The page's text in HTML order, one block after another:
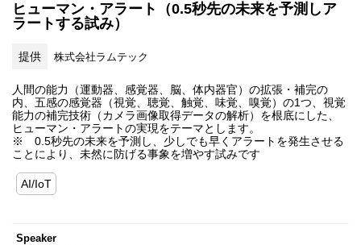
ヒューマン・アラート（0.5秒先の未来を予測しア
ラートする試み）
提供 株式会社ラムテック
人間の能力（運動器、感覚器、脳、体内器官）の拡張・補完の
内、五感の感覚器（視覚、聴覚、触覚、味覚、嗅覚）の1つ、視覚
能力の補完技術（カメラ画像取得データの解析）を根底にした、
ヒューマン・アラートの実現をテーマとします。
※ 0.5秒先の未来を予測し、少しでも早くアラートを発生させる
ことにより、未然に防げる事象を増やす試みです
AI/IoT
Speaker